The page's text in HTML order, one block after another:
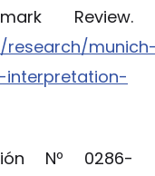
Review.
research/
Nº 0286-